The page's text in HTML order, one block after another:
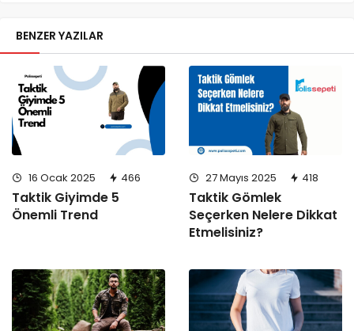
BENZER YAZILAR
16 Ocak 2025 466
Taktik Giyimde 5
Önemli Trend
27 Mayıs 2025 418
Taktik Gömlek
Seçerken Nelere Dikkat
Etmelisiniz?